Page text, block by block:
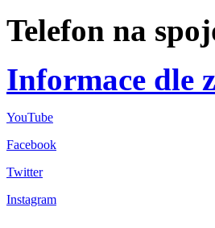
Telefon na
Informace dle
YouTube
Facebook
Twitter
Instagram